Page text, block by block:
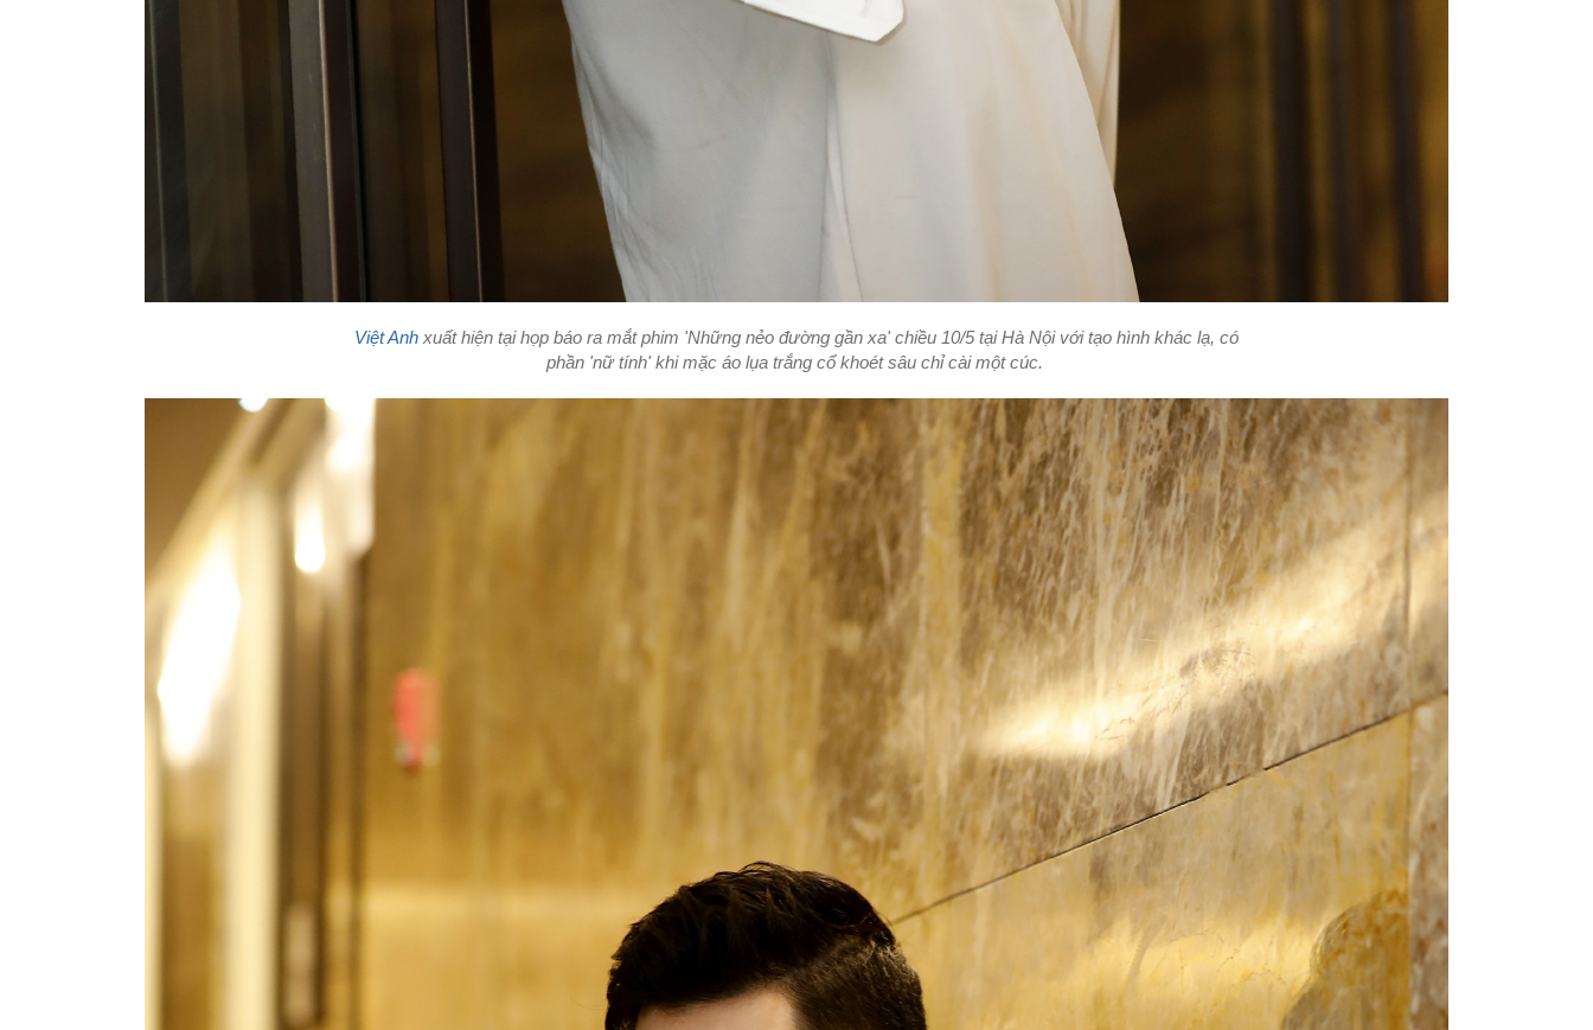
Việt Anh xuất hiện tại họp báo ra mắt phim 'Những nẻo đường gần xa' chiều 10/5 tại Hà Nội với tạo hình khác lạ, có
phần 'nữ tính' khi mặc áo lụa trắng cổ khoét sâu chỉ cài một cúc.